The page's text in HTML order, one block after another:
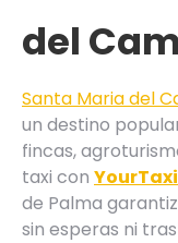
del
Santa Maria del
un destino
fincas,
taxi con
de Palma
sin esperas ni